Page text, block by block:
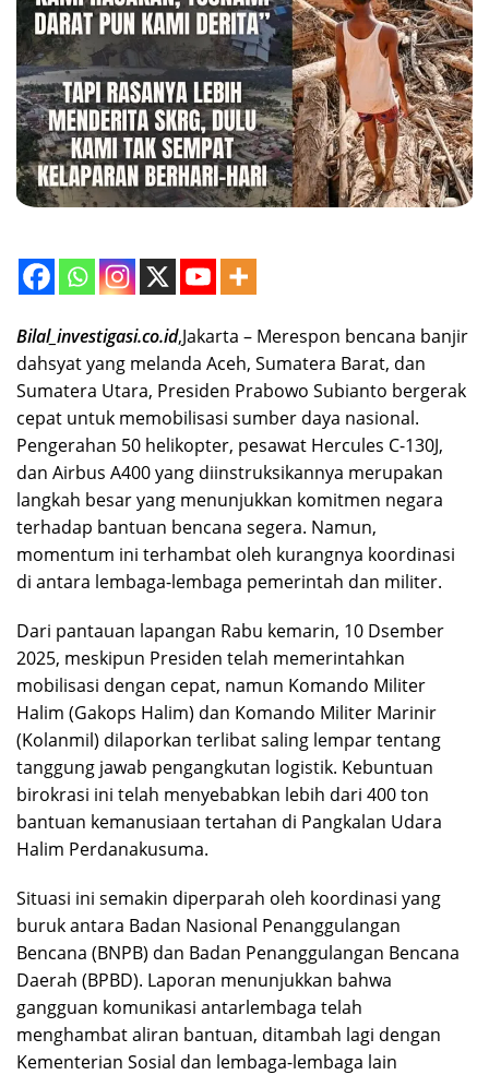
Bilal_investigasi.co.id,Jakarta – Merespon bencana banjir
dahsyat yang melanda Aceh, Sumatera Barat, dan
Sumatera Utara, Presiden Prabowo Subianto bergerak
cepat untuk memobilisasi sumber daya nasional.
Pengerahan 50 helikopter, pesawat Hercules C-130J,
dan Airbus A400 yang diinstruksikannya merupakan
langkah besar yang menunjukkan komitmen negara
terhadap bantuan bencana segera. Namun,
momentum ini terhambat oleh kurangnya koordinasi
di antara lembaga-lembaga pemerintah dan militer.
Dari pantauan lapangan Rabu kemarin, 10 Dsember
2025, meskipun Presiden telah memerintahkan
mobilisasi dengan cepat, namun Komando Militer
Halim (Gakops Halim) dan Komando Militer Marinir
(Kolanmil) dilaporkan terlibat saling lempar tentang
tanggung jawab pengangkutan logistik. Kebuntuan
birokrasi ini telah menyebabkan lebih dari 400 ton
bantuan kemanusiaan tertahan di Pangkalan Udara
Halim Perdanakusuma.
Situasi ini semakin diperparah oleh koordinasi yang
buruk antara Badan Nasional Penanggulangan
Bencana (BNPB) dan Badan Penanggulangan Bencana
Daerah (BPBD). Laporan menunjukkan bahwa
gangguan komunikasi antarlembaga telah
menghambat aliran bantuan, ditambah lagi dengan
Kementerian Sosial dan lembaga-lembaga lain